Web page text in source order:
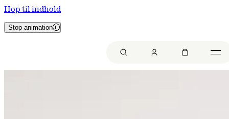
Hop til indhold
Stop animation